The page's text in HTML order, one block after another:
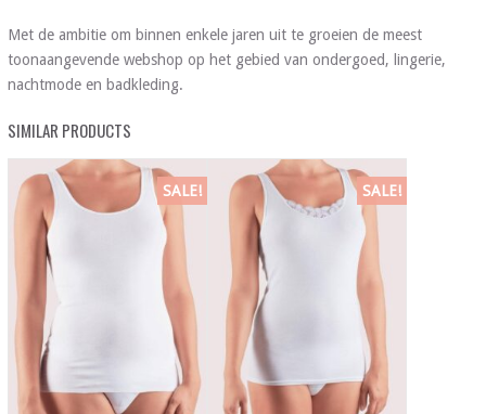
Met de ambitie om binnen enkele jaren uit te groeien de meest
toonaangevende webshop op het gebied van ondergoed, lingerie,
nachtmode en badkleding.
SIMILAR PRODUCTS
SALE! SALE!